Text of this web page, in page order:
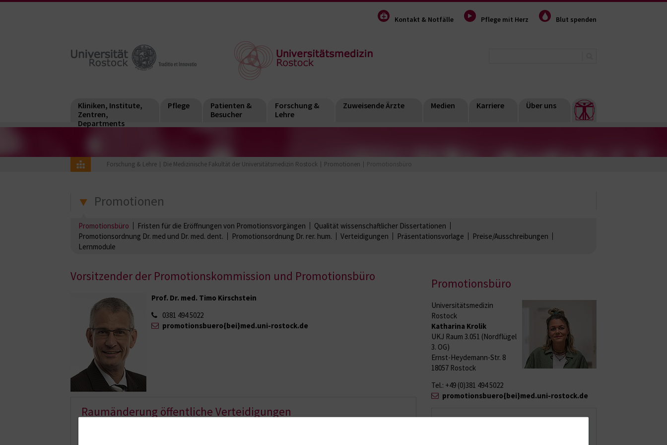
Kontakt & Notfälle Pflege mit Herz Blut spenden
Kliniken, Institute,
Zentren,
Departments
Pflege
Patienten &
Besucher
Forschung &
Lehre
Zuweisende Ärzte Medien Karriere Über uns
Forschung & Lehre Die Medizinische Fakultät der Universitätsmedizin Rostock Promotionen Promotionsbüro
Promotionen
Promotionsbüro Fristen für die Eröffnungen von Promotionsvorgängen
Qualität wissenschaftlicher Dissertationen
Promotionsordnung Dr. med und Dr. med. dent.
Promotionsordnung Dr. rer. hum. Verteidigungen Präsentationsvorlage
Preise/Ausschreibungen
Lernmodule
Vorsitzender der Promotionskommission und Promotionsbüro
Prof. Dr. med. Timo Kirschstein
0381 494 5022
promotionsbuero{bei}med.uni-rostock.de
Raumänderung öffentliche Verteidigungen
Promotionsbüro
Universitätsmedizin
Rostock
Katharina Krolik
UKJ Raum 3.051 (Nordflügel
3. OG)
Ernst-Heydemann-Str. 8
18057 Rostock
Tel.: +49 (0)381 494 5022
promotionsbuero{bei}med.uni-rostock.de
Sprechzeiten